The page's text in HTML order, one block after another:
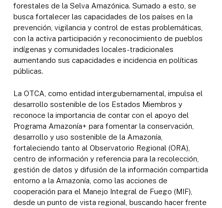
forestales de la Selva Amazónica. Sumado a esto, se
busca fortalecer las capacidades de los países en la
prevención, vigilancia y control de estas problemáticas,
con la activa participación y reconocimiento de pueblos
indígenas y comunidades locales-tradicionales
aumentando sus capacidades e incidencia en políticas
públicas.
La OTCA, como entidad intergubernamental, impulsa el
desarrollo sostenible de los Estados Miembros y
reconoce la importancia de contar con el apoyo del
Programa Amazonía+ para fomentar la conservación,
desarrollo y uso sostenible de la Amazonía,
fortaleciendo tanto al Observatorio Regional (ORA),
centro de información y referencia para la recolección,
gestión de datos y difusión de la información compartida
entorno a la Amazonía, como las acciones de
cooperación para el Manejo Integral de Fuego (MIF),
desde un punto de vista regional, buscando hacer frente